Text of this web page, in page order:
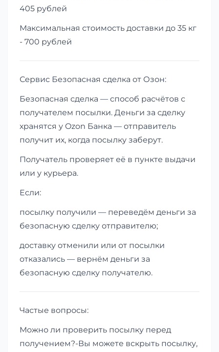
405 рублей
Максимальная стоимость доставки до 35 кг
- 700 рублей
Сервис Безопасная сделка от Озон:
Безопасная сделка — способ расчётов с
получателем посылки. Деньги за сделку
хранятся у Ozon Банка — отправитель
получит их, когда посылку заберут.
Получатель проверяет её в пункте выдачи
или у курьера.
Если:
посылку получили — переведём деньги за
безопасную сделку отправителю;
доставку отменили или от посылки
отказались — вернём деньги за
безопасную сделку получателю.
Частые вопросы:
Можно ли проверить посылку перед
получением?-Вы можете вскрыть посылку,